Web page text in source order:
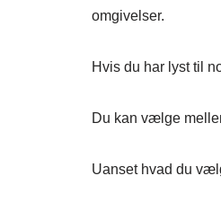
omgivelser.
Hvis du har lyst til
Du kan vælge
Uanset hvad du